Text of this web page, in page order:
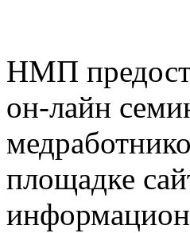
НМП
он-лайн
площадке